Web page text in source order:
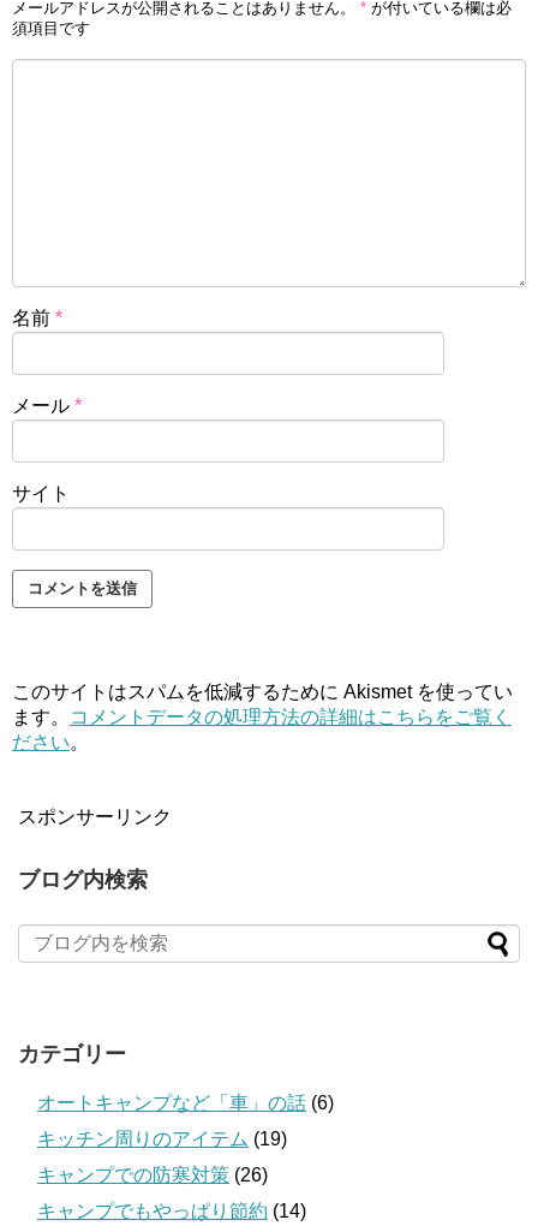
メールアドレスが公開されることはありません。 * が付いている欄は必
須項目です
名前 *
メール *
サイト
このサイトはスパムを低減するために Akismet を使ってい
ます。
コメントデータの処理方法の詳細はこちらをご覧く
ださい。
スポンサーリンク
ブログ内検索
カテゴリー
オートキャンプなど「車」の話 (6)
キッチン周りのアイテム (19)
キャンプでの防寒対策 (26)
キャンプでもやっぱり節約 (14)